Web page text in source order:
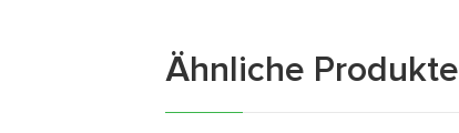
Ähnliche Produkte